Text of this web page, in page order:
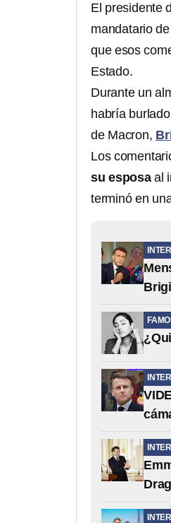
El presidente
mandatario
que esos
Estado.
Durante un
habría
de Macron,
Los
su esposaal
terminó en